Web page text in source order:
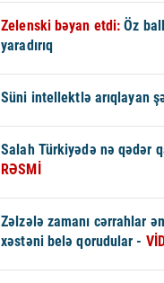
Zelenski bəyan etdi:Öz
yaradırıq
Süni intellektlə arıqlayan
Salah Türkiyədə nə qədər
RƏSMİ
Zəlzələ zamanı cərrahlar
xəstəni belə qorudular -